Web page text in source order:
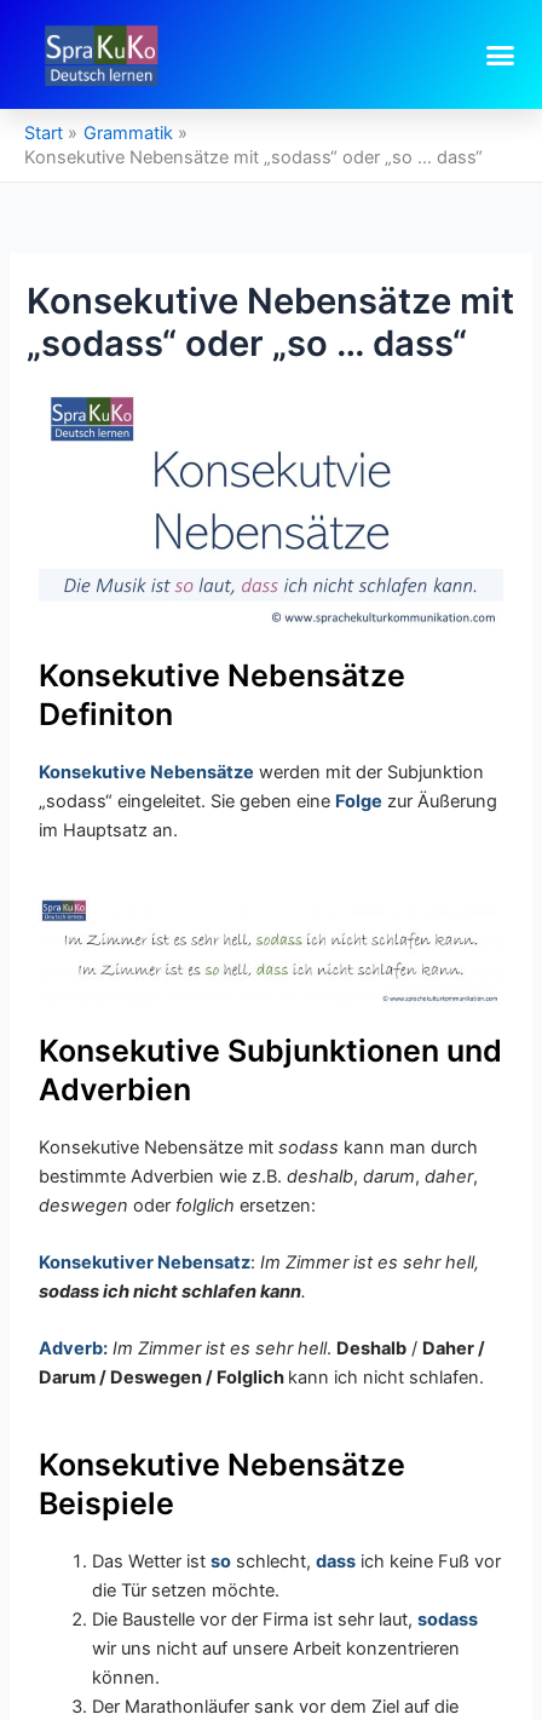
springen
Start
Grammatik
Konsekutive Nebensätze mit „sodass“ oder „so … dass“
Konsekutive Nebensätze mit
„sodass“ oder „so … dass“
Konsekutive Nebensätze
Definiton
Konsekutive Nebensätze werden mit der Subjunktion
„sodass“ eingeleitet. Sie geben eine Folge zur Äußerung
im Hauptsatz an.
Konsekutive Subjunktionen und
Adverbien
Konsekutive Nebensätze mitsodass kann man durch
bestimmte Adverbien wie z.B.deshalb,darum,daher,
deswegen oder folglich ersetzen:
Konsekutiver Nebensatz:Im Zimmer ist es sehr hell,
sodass ich nicht schlafen kann.
Adverb: Im Zimmer ist es sehr hell. Deshalb / Daher /
Darum / Deswegen / Folglich kann ich nicht schlafen.
Konsekutive Nebensätze
Beispiele
Das Wetter istso schlecht,dass ich keine Fuß vor
die Tür setzen möchte.
Die Baustelle vor der Firma ist sehr laut,sodass
wir uns nicht auf unsere Arbeit konzentrieren
können.
Der Marathonläufer sank vor dem Ziel auf die